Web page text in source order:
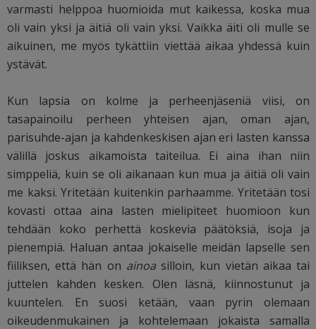
varmasti helppoa huomioida mut kaikessa, koska mua
oli vain yksi ja äitiä oli vain yksi. Vaikka äiti oli mulle se
aikuinen, me myös tykättiin viettää aikaa yhdessä kuin
ystävät.
Kun lapsia on kolme ja perheenjäseniä viisi, on
tasapainoilu perheen yhteisen ajan, oman ajan,
parisuhde-ajan ja kahdenkeskisen ajan eri lasten kanssa
välillä joskus aikamoista taiteilua. Ei aina ihan niin
simppeliä, kuin se oli aikanaan kun mua ja äitiä oli vain
me kaksi. Yritetään kuitenkin parhaamme. Yritetään tosi
kovasti ottaa aina lasten mielipiteet huomioon kun
tehdään koko perhettä koskevia päätöksiä, isoja ja
pienempiä. Haluan antaa jokaiselle meidän lapselle sen
fiiliksen, että hän on ainoasilloin, kun vietän aikaa tai
juttelen kahden kesken. Olen läsnä, kiinnostunut ja
kuuntelen. En suosi ketään, vaan pyrin olemaan
oikeudenmukainen ja kohtelemaan jokaista samalla